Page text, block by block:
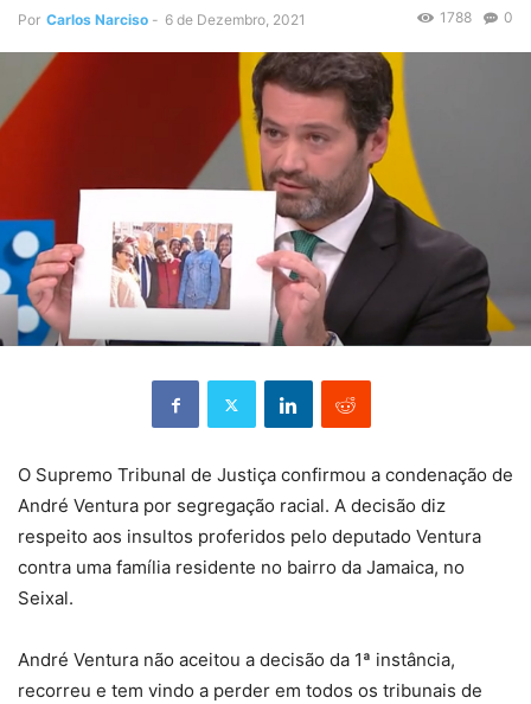
Por Carlos Narciso - 6 de Dezembro, 2021 0
1788
O Supremo Tribunal de Justiça confirmou a condenação de
André Ventura por segregação racial. A decisão diz
respeito aos insultos proferidos pelo deputado Ventura
contra uma família residente no bairro da Jamaica, no
Seixal.
André Ventura não aceitou a decisão da 1ª instância,
recorreu e tem vindo a perder em todos os tribunais de